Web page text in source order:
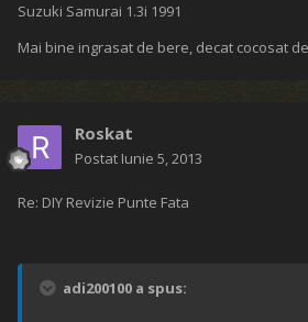
Suzuki Samurai 1.3i 1991
Mai bine ingrasat de bere, decat cocosat
Roskat
Postat Iunie 5, 2013
Re: DIY Revizie Punte Fata
adi200100 a spus: